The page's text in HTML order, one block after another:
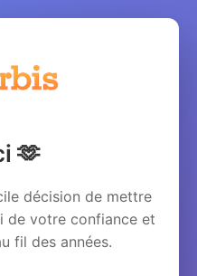
🫶
décision de mettre
de votre confiance et
fil des années.